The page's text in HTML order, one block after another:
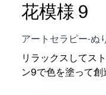
花模様 9
アートセラピー-ぬ
リラックスしてス
ン9で色を塗って創